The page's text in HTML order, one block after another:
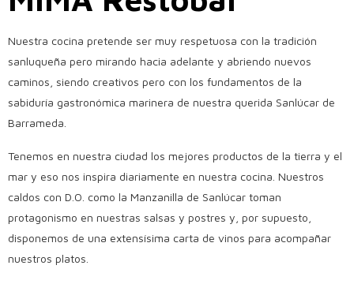
Nuestra cocina pretende ser muy respetuosa con la tradición
sanluqueña pero mirando hacia adelante y abriendo nuevos
caminos, siendo creativos pero con los fundamentos de la
sabiduría gastronómica marinera de nuestra querida Sanlúcar de
Barrameda.
Tenemos en nuestra ciudad los mejores productos de la tierra y el
mar y eso nos inspira diariamente en nuestra cocina. Nuestros
caldos con D.O. como la Manzanilla de Sanlúcar toman
protagonismo en nuestras salsas y postres y, por supuesto,
disponemos de una extensísima carta de vinos para acompañar
nuestros platos.